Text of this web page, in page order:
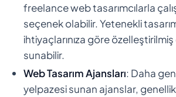
freelance web tasarımcılarla
seçenek olabilir. Yetenekli
ihtiyaçlarınıza göre
sunabilir.
Web Tasarım Ajansları: Daha
yelpazesi sunan ajanslar,